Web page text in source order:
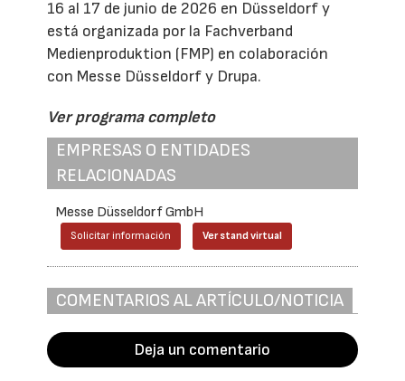
16 al 17 de junio de 2026 en Düsseldorf y
está organizada por la Fachverband
Medienproduktion (FMP) en colaboración
con Messe Düsseldorf y Drupa.
Ver programa completo
EMPRESAS O ENTIDADES
RELACIONADAS
Messe Düsseldorf GmbH
Solicitar información Ver stand virtual
COMENTARIOS AL ARTÍCULO/NOTICIA
Deja un comentario